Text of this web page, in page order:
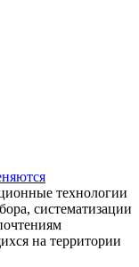
технологии
систематизации
на территории